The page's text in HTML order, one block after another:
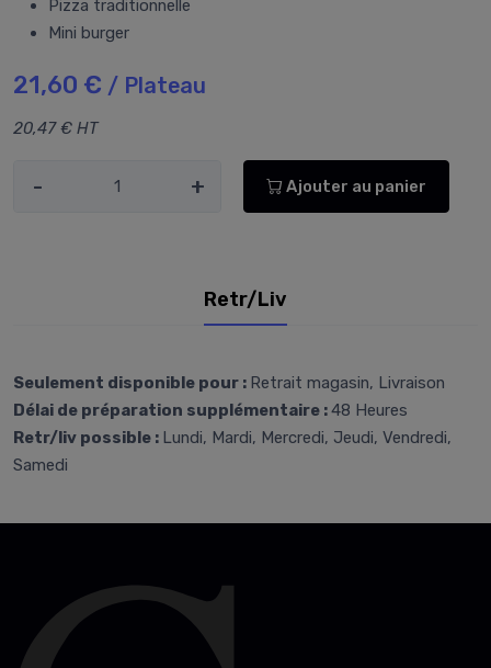
Pizza traditionnelle
Mini burger
21,60 € / Plateau
20,47 € HT
- + Ajouter au panier
Retr/Liv
Seulement disponible pour : Retrait magasin, Livraison
Délai de préparation supplémentaire :48 Heures
Retr/liv possible : Lundi, Mardi, Mercredi, Jeudi, Vendredi,
Samedi